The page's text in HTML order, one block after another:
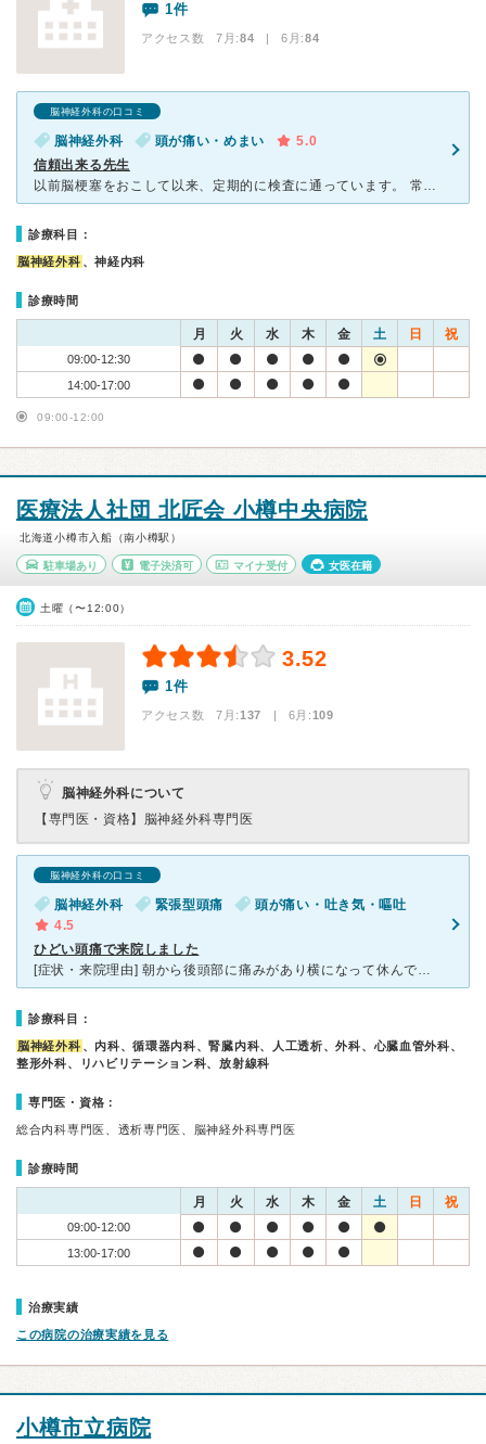
1件
アクセス数 7月:84 | 6月:84
脳神経外科の口コミ
脳神経外科 頭が痛い・めまい
5.0
信頼出来る先生
以前脳梗塞をおこして以来、定期的に検査に通っています。 常にとても込み合っているので時間に余裕をもって通っています。 予約制ですが、待ち時間があるので好きな本等を持参して 行ってますね 待合室
診療科目：
脳神経外科 、神経内科
診療時間
月 火 水 木 金 土 日 祝
09:00-12:30
14:00-17:00
09:00-12:00
医療法人社団 北匠会 小樽中央病院
北海道小樽市入船（南小樽駅）
駐車場あり 電子決済可 マイナ受付 女医在籍
土曜（〜12:00）
3.52
1件
アクセス数 7月:137 | 6月:109
脳神経外科について
【専門医・資格】 脳神経外科専門医
脳神経外科の口コミ
脳神経外科 緊張型頭痛
頭が痛い・吐き気・嘔吐
4.5
ひどい頭痛で来院しました
[症状・来院理由] 朝から後頭部に痛みがあり横になって休んでいたのですが、午後になってもよくならず、むしろ釘が刺さっているような激痛になり、吐き気もひどくなってきたので来院しました。 [医師の診断
診療科目：
脳神経外科 、内科、循環器内科、腎臓内科、人工透析、外科、心臓血管外科、
整形外科、リハビリテーション科、放射線科
専門医・資格：
総合内科専門医、透析専門医、脳神経外科専門医
診療時間
月 火 水 木 金 土 日 祝
09:00-12:00
13:00-17:00
治療実績
この病院の治療実績を見る
小樽市立病院